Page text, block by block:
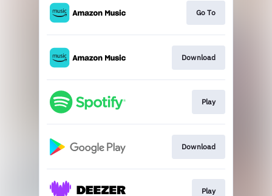
Go To
Download
Play
Download
Play